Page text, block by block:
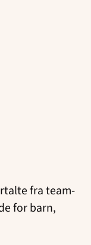
fra team-
for barn,